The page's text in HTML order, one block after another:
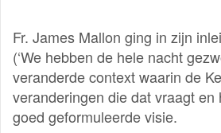
Fr. James Mallon ging in zijn
(‘We hebben de hele nacht
veranderde context waarin de
veranderingen die dat vraagt en
goed geformuleerde visie.